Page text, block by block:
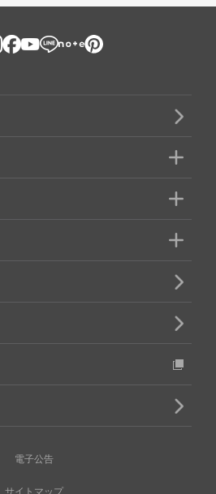
電子公告
サイトマップ